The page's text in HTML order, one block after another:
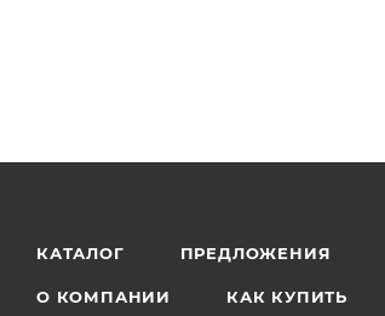
КАТАЛОГ ПРЕДЛОЖЕНИЯ
О КОМПАНИИ КАК КУПИТЬ